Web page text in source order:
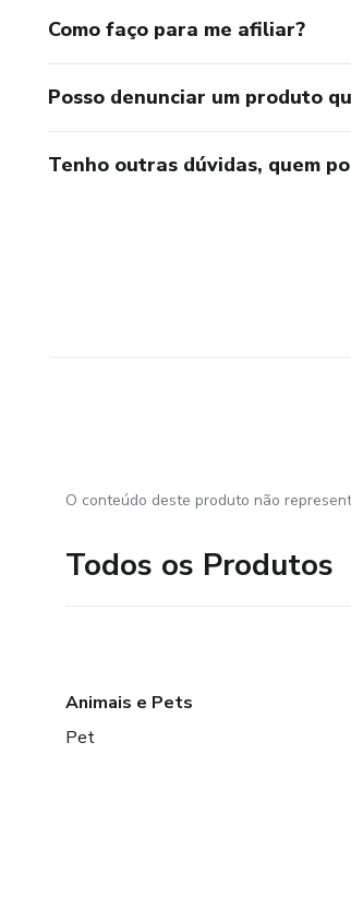
Como faço para me afiliar?
Posso denunciar um produto
Tenho outras dúvidas, quem
O conteúdo deste produto não
Todos os Produtos
Animais e Pets
Pet